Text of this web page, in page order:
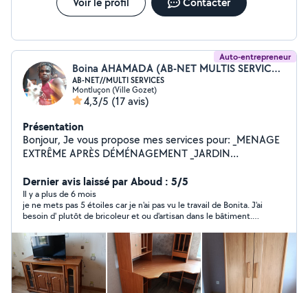
Auto-entrepreneur
Boina AHAMADA (AB-NET MULTIS SERVICES)
AB-NET//MULTI SERVICES
Montluçon (Ville Gozet)
4,3/5 (17 avis)
Présentation
Bonjour, Je vous propose mes services pour: _MENAGE
EXTRÊME APRÈS DÉMÉNAGEMENT _JARDIN
_MANUTENTION _AIDE DEMENAGEMENT _AIDE
ADMINISTRATIVE RÈGLEMENT ACCEPTE:
_CESU,CESU+,AVANCE IMMÉDIAT DU CREDIT D'IMPÔT
N'hésitez pas à me contacter directement pour plus
d'informations. Cordialement Mr AHAMADA
Dernier avis laissé par Aboud : 5/5
Il y a plus de 6 mois
je ne mets pas 5 étoiles car je n'ai pas vu le travail de Bonita. J'ai
besoin d' plutôt de bricoleur et ou d'artisan dans le bâtiment.
bonne professionnelle.